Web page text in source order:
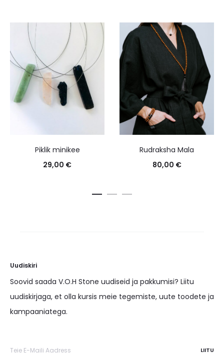
Piklik minikee
29,00 €
Rudraksha Mala
80,00 €
Uudiskiri
Soovid saada V.O.H Stone uudiseid ja pakkumisi? Liitu
uudiskirjaga, et olla kursis meie tegemiste, uute toodete ja
kampaaniatega.